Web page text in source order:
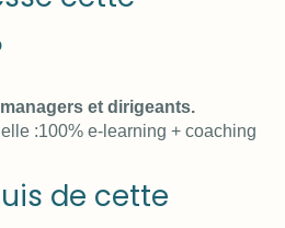
et dirigeants.
:100% e-learning + coaching
de cette